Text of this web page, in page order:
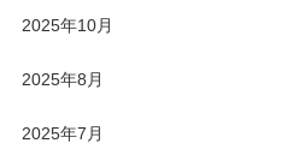
2025年10月
2025年8月
2025年7月